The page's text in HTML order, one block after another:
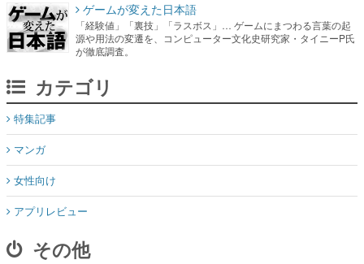
ゲームが変えた日本語
「経験値」「裏技」「ラスボス」… ゲームにまつわる言葉の起
源や用法の変遷を、コンピューター文化史研究家・タイニーP氏
が徹底調査。
カテゴリ
特集記事
マンガ
女性向け
アプリレビュー
その他